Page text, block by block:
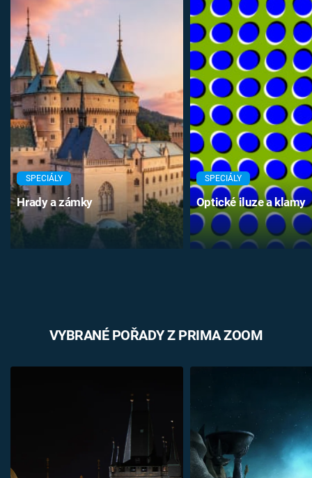
SPECIÁLY
Hrady a zámky
SPECIÁLY
Optické iluze a klamy
VYBRANÉ POŘADY Z PRIMA ZOOM